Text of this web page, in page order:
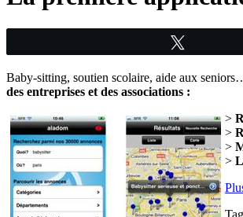
Baby-sitting, soutien scolaire, aide aux
des entreprises et des associations :
>
>
>
>